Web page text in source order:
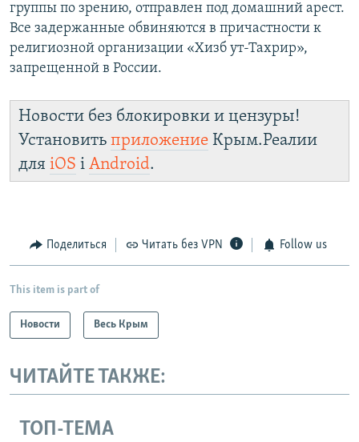
группы по зрению, отправлен под домашний арест.
Все задержанные обвиняются в причастности к
религиозной организации «Хизб ут-Тахрир»,
запрещенной в России.
Новости без блокировки и цензуры!
Установить приложение Крым.Реалии
для iOS і Android.
Поделиться Читать без VPN Follow us
This item is part of
Новости Весь Крым
ЧИТАЙТЕ ТАКЖЕ:
ТОП-ТЕМА